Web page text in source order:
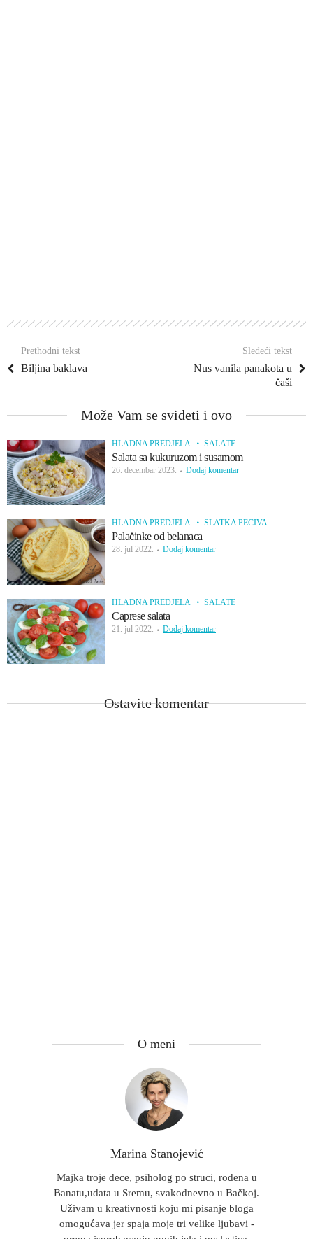
Prethodni tekst
Biljina baklava
Sledeći tekst
Nus vanila panakota u
čaši
Može Vam se svideti i ovo
HLADNA PREDJELA SALATE
Salata sa kukuruzom i susamom
26. decembar 2023. Dodaj komentar
HLADNA PREDJELA SLATKA PECIVA
Palačinke od belanaca
28. jul 2022. Dodaj komentar
HLADNA PREDJELA SALATE
Caprese salata
21. jul 2022. Dodaj komentar
Ostavite komentar
O meni
Marina Stanojević
Majka troje dece, psiholog po struci, rođena u
Banatu,udata u Sremu, svakodnevno u Bačkoj.
Uživam u kreativnosti koju mi pisanje bloga
omogućava jer spaja moje tri velike ljubavi -